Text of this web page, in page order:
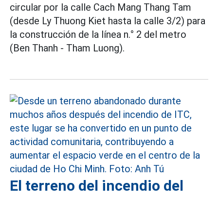
circular por la calle Cach Mang Thang Tam
(desde Ly Thuong Kiet hasta la calle 3/2) para
la construcción de la línea n.° 2 del metro
(Ben Thanh - Tham Luong).
El terreno del incendio del